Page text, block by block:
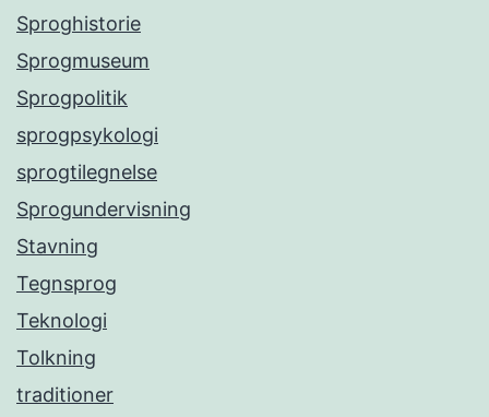
Sproghistorie
Sprogmuseum
Sprogpolitik
sprogpsykologi
sprogtilegnelse
Sprogundervisning
Stavning
Tegnsprog
Teknologi
Tolkning
traditioner